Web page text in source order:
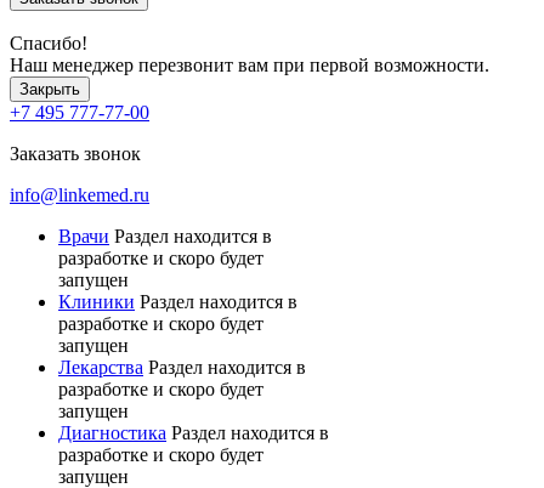
Спасибо!
Наш менеджер перезвонит вам при первой возможности.
Закрыть
+7 495 777-77-00
Заказать звонок
info@linkemed.ru
Врачи Раздел находится в
разработке и скоро будет
запущен
Клиники Раздел находится в
разработке и скоро будет
запущен
Лекарства Раздел находится в
разработке и скоро будет
запущен
Диагностика Раздел находится в
разработке и скоро будет
запущен